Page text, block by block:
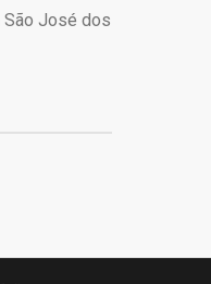
São José dos